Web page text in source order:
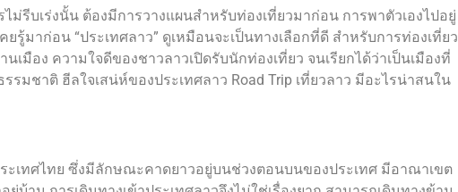
ม่รีบเร่งนั้น ต้องมีการวางแผนสำหรับท่องเที่ยวมาก่อน การพาตัวเองไปอยู่
มาก่อน “ประเทศลาว” ดูเหมือนจะเป็นทางเลือกที่ดี สำหรับการท่องเที่ยว
อง ความใจดีของชาวลาวเปิดรับนักท่องเที่ยว จนเรียกได้ว่าเป็นเมืองที่
มชาติ ฮีลใจเสน่ห์ของประเทศลาว Road Trip เที่ยวลาว มีอะไรน่าสนใน
เทศไทย ซึ่งมีลักษณะคาดยาวอยู่บนช่วงตอนบนของประเทศ มีอาณาเขต